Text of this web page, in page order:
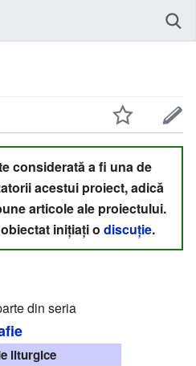
considerată a fi una de
acestui proiect, adică
articole ale proiectului.
inițiați o discuție.
din seria
liturgice